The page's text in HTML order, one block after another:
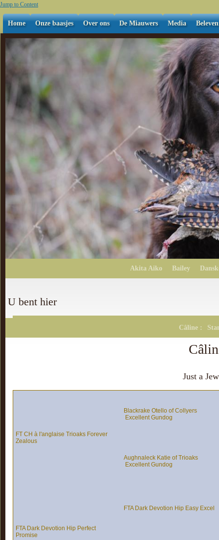
Jump to Content
Home Onze baasjes Over ons De Miauwers Media
Akita Aiko Bailey
U bent hier
Câline :
Just a
FT CH à l'anglaise Trioaks Forever
Zealous
Blackrake Otello of Collyers
Excellent Gundog
Aughnaleck Katie of Trioaks
Excellent Gundog
FTA Dark Devotion Hip Perfect
Promise
FTA Dark Devotion Hip Easy Excel